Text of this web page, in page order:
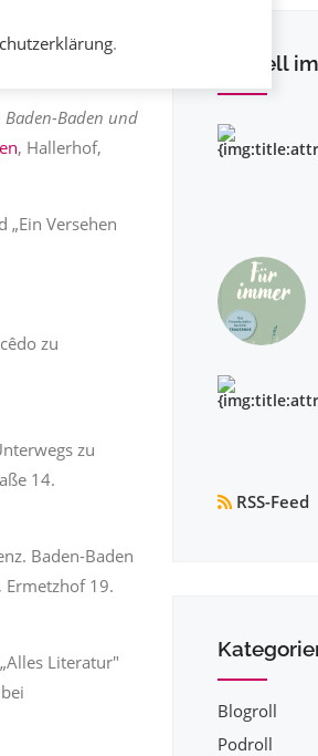
Stadtbücherei
Baden-Baden und
, Hallerhof,
„Ein Versehen
zu
zu
14.
Baden-Baden
Ermetzhof 19.
Literatur"
Aktuell
RSS-Feed
Blogroll
Podroll
.